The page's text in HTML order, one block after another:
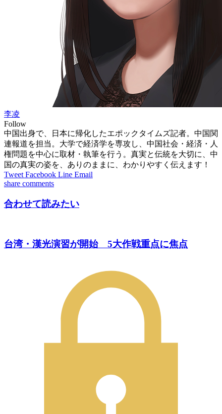
李凌
Follow
中国出身で、日本に帰化したエポックタイムズ記者。中国関
連報道を担当。大学で経済学を専攻し、中国社会・経済・人
権問題を中心に取材・執筆を行う。真実と伝統を大切に、中
国の真実の姿を、ありのままに、わかりやすく伝えます！
Tweet Facebook Line Email
share comments
合わせて読みたい
台湾・漢光演習が開始 5大作戦重点に焦点